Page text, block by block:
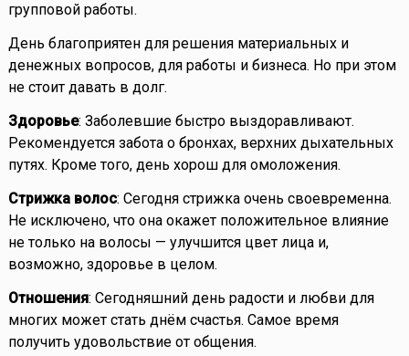
групповой работы.
День благоприятен для решения материальных и
денежных вопросов, для работы и бизнеса. Но при этом
не стоит давать в долг.
Здоровье: Заболевшие быстро выздоравливают.
Рекомендуется забота о бронхах, верхних дыхательных
путях. Кроме того, день хорош для омоложения.
Стрижка волос: Сегодня стрижка очень своевременна.
Не исключено, что она окажет положительное влияние
не только на волосы — улучшится цвет лица и,
возможно, здоровье в целом.
Отношения: Сегодняшний день радости и любви для
многих может стать днём счастья. Самое время
получить удовольствие от общения.